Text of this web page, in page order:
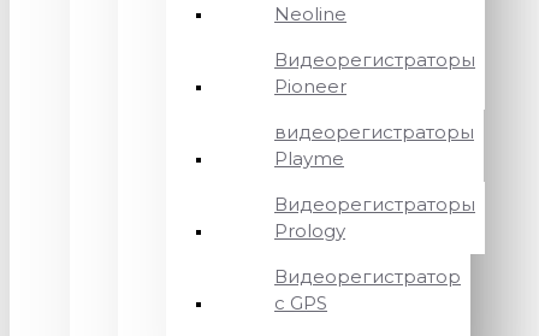
Neoline
Видеорегистраторы
Pioneer
видеорегистраторы
Playme
Видеорегистраторы
Prology
Видеорегистратор
с GPS